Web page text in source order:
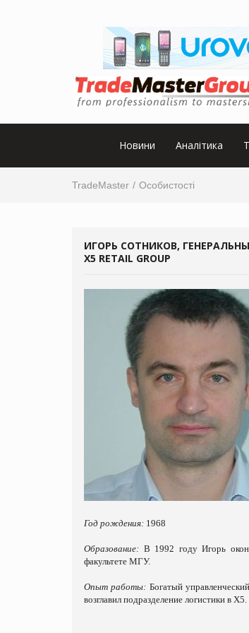
Новини Аналітика
TradeMaster Особистості
ИГОРЬ СОТНИКОВ,
Х5 RETAIL GROUP
Год рождения: 1968
Образование: В 1992 году Игорь
факультете МГУ.
Опыт работы: Богатый
возглавил подразделение логистики в